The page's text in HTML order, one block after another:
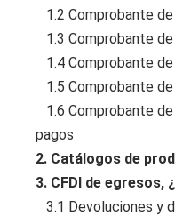
1.2 Comprobante
1.3 Comprobante
1.4 Comprobante
1.5 Comprobante de
1.6 Comprobante
pagos
2. Catálogos de
3. CFDI de egresos,
3.1 Devoluciones y